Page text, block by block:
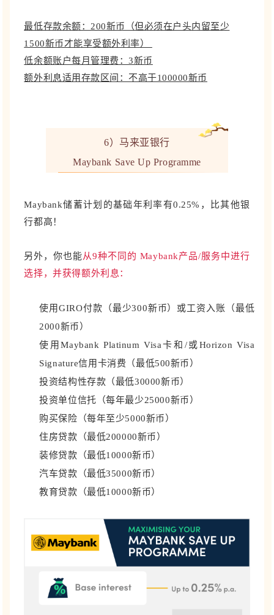
最低存款余额：200新币（但必须在户头内留至少
1500新币才能享受额外利率）
低余额账户每月管理费：3新币
额外利息适用存款区间：不高于100000新币
6）马来亚银行
Maybank Save Up Programme
Maybank储蓄计划的基础年利率有0.25%，比其他银
行都高！
另外，你也能从9种不同的 Maybank产品/服务中进行
选择，并获得额外利息：
使用GIRO付款（最少300新币）或工资入账（最低
2000新币）
使用Maybank Platinum Visa卡和/或Horizon Visa
Signature信用卡消费（最低500新币）
投资结构性存款（最低30000新币）
投资单位信托（每年最少25000新币）
购买保险（每年至少5000新币）
住房贷款（最低200000新币）
装修贷款（最低10000新币）
汽车贷款（最低35000新币）
教育贷款（最低10000新币）